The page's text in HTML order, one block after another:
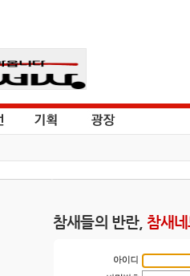
참새들의 반란, 참새